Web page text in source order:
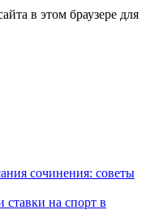
в этом браузере для
сочинения: советы
ставки на спорт в